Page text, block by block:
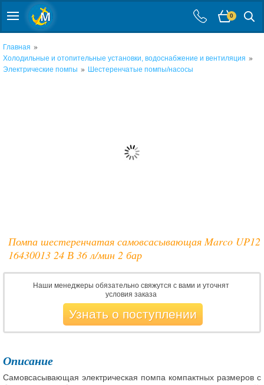
0
Главная »
Холодильные и отопительные установки, водоснабжение и вентиляция »
Электрические помпы » Шестеренчатые помпы/насосы
Помпа шестеренчатая самовсасывающая Marco UP12
16430013 24 В 36 л/мин 2 бар
Наши менеджеры обязательно свяжутся с вами и уточнят
условия заказа
Узнать о поступлении
Описание
Самовсасывающая электрическая помпа компактных размеров с